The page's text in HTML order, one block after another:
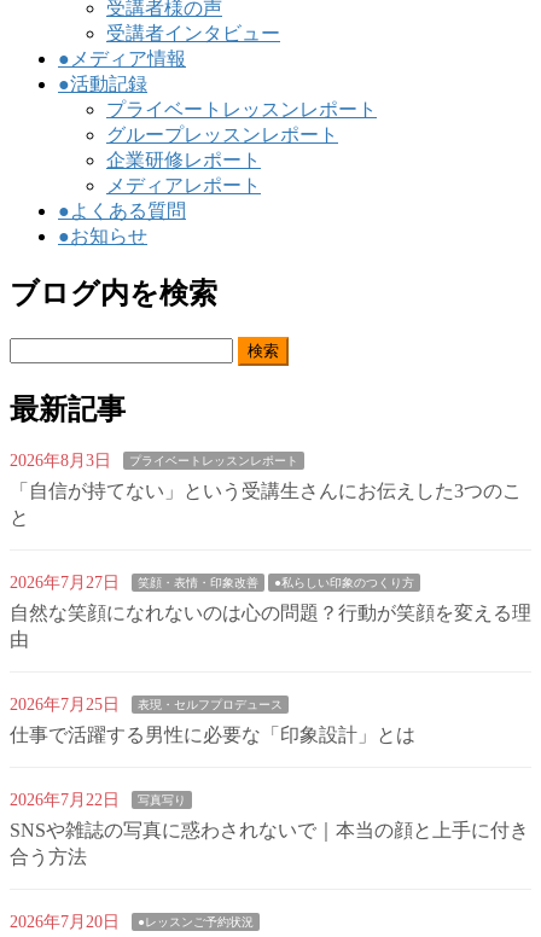
受講者様の声
受講者インタビュー
●メディア情報
●活動記録
プライベートレッスンレポート
グループレッスンレポート
企業研修レポート
メディアレポート
●よくある質問
●お知らせ
ブログ内を検索
最新記事
2026年8月3日 プライベートレッスンレポート
「自信が持てない」という受講生さんにお伝えした3つのこ
と
2026年7月27日 笑顔・表情・印象改善 ●私らしい印象のつくり方
自然な笑顔になれないのは心の問題？行動が笑顔を変える理
由
2026年7月25日 表現・セルフプロデュース
仕事で活躍する男性に必要な「印象設計」とは
2026年7月22日 写真写り
SNSや雑誌の写真に惑わされないで｜本当の顔と上手に付き
合う方法
2026年7月20日 ●レッスンご予約状況